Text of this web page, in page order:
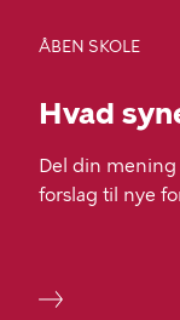
vælge.
ÅBEN SKOLE
Hvad
Del din
forslag til nye